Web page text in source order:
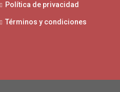
Política de privacidad
Términos y condiciones